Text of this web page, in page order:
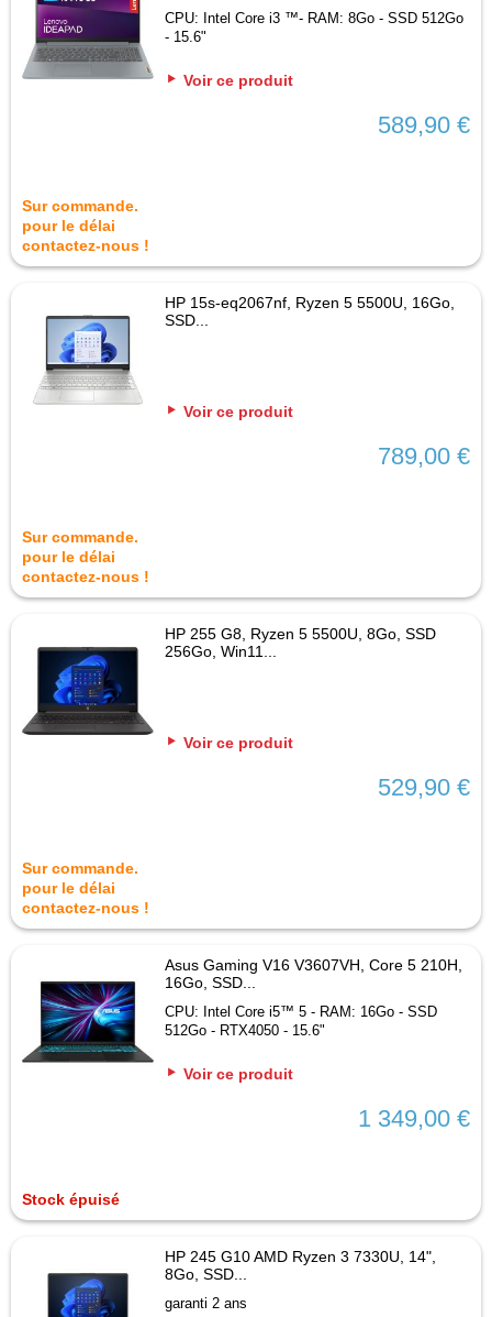
CPU: Intel Core i3 ™- RAM: 8Go - SSD 512Go
- 15.6"
Voir ce produit
589,90 €
Sur commande.
pour le délai
contactez-nous !
HP 15s-eq2067nf, Ryzen 5 5500U, 16Go,
SSD...
Voir ce produit
789,00 €
Sur commande.
pour le délai
contactez-nous !
HP 255 G8, Ryzen 5 5500U, 8Go, SSD
256Go, Win11...
Voir ce produit
529,90 €
Sur commande.
pour le délai
contactez-nous !
Asus Gaming V16 V3607VH, Core 5 210H,
16Go, SSD...
CPU: Intel Core i5™ 5 - RAM: 16Go - SSD
512Go - RTX4050 - 15.6"
Voir ce produit
1 349,00 €
Stock épuisé
HP 245 G10 AMD Ryzen 3 7330U, 14",
8Go, SSD...
garanti 2 ans